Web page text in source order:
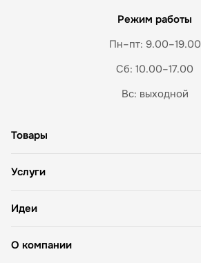
Режим работы
Пн–пт: 9.00–19.00
Сб: 10.00–17.00
Вс: выходной
О компании
Товары
Услуги
Идеи